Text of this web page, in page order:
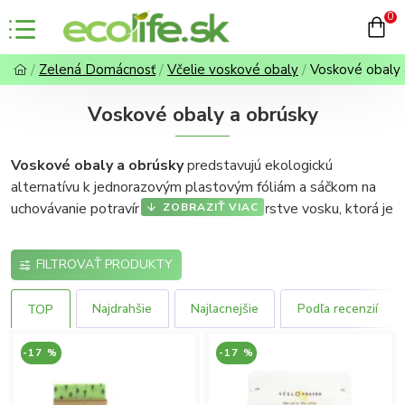
0
Zelená Domácnosť Včelie voskové obaly Voskové obaly
Voskové obaly a obrúsky
Voskové obaly a obrúskypredstavujú ekologickú
alternatívu k jednorazovým plastovým fóliám a sáčkom na
uchovávanie potravín. Vďaka špeciálnej vrstve vosku, ktorá je
čerstvé a chránené pred vysychaním či znehodnotením
Okrem toho sú tieto produkty opakovane použiteľné, ľahko
sa čistia a šetria nielen vašu peňaženku, ale aj životné
prostredie. Ak vás zaujímajú ďalšie ekologické možnosti
balenia, objavte aj
voskové vaky na skladovanie potravín
ktoré sú ideálne na väčšie množstvá ovocia či zeleniny.
Jednoduché použitie a údržba:
Stačí jemne obaliť
FILTROVAŤ PRODUKTY
TOP Najdrahšie Najlacnejšie Podľa recenzií
-17 % -17 %